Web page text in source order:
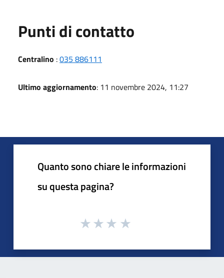
Punti di contatto
Centralino :035 886111
Ultimo aggiornamento: 11 novembre 2024, 11:27
Quanto sono chiare le informazioni
su questa pagina?